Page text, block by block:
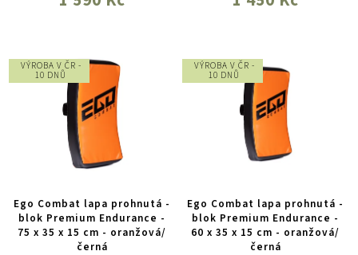
VÝROBA V ČR -
10 DNŮ
Ego Combat lapa prohnutá -
blok Premium Endurance -
75 x 35 x 15 cm - oranžová/
černá
VÝROBA V ČR -
10 DNŮ
Ego Combat lapa prohnutá -
blok Premium Endurance -
60 x 35 x 15 cm - oranžová/
černá